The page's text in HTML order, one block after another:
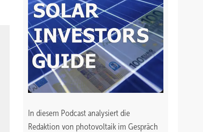
In diesem Podcast analysiert die
Redaktion von photovoltaik im Gespräch